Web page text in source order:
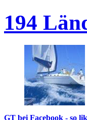
194
GT bei Facebook - so